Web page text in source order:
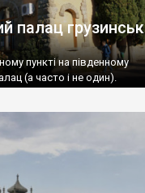
палац
пункті на південному
(а часто і не один).